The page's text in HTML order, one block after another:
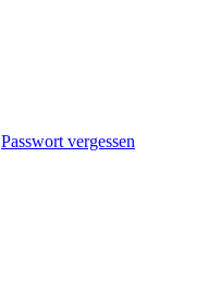
Passwort vergessen